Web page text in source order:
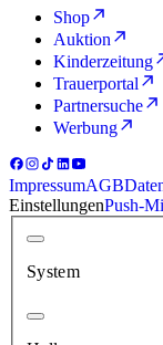
Shop
Auktion
Kinderzeitung
Trauerportal
Partnersuche
Werbung
ImpressumAGB
EinstellungenPush-
System